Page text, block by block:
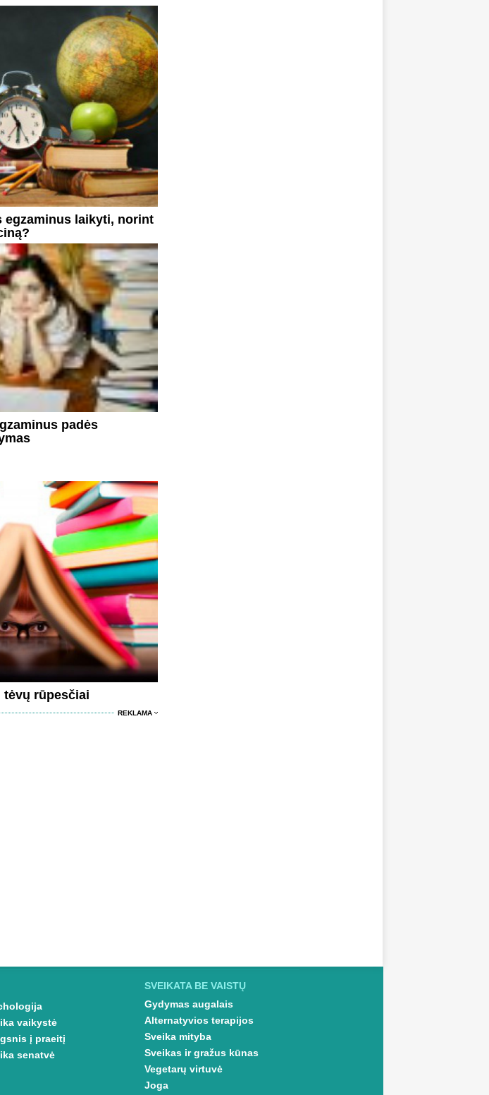
egzaminus laikyti, norint
padės
rūpesčiai
REKLAMA
vaikystė
į praeitį
senatvė
SVEIKATA BE VAISTŲ
Gydymas augalais
Alternatyvios terapijos
Sveika mityba
Sveikas ir gražus kūnas
Vegetarų virtuvė
Joga